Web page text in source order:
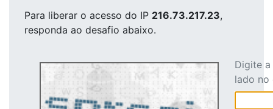
Para liberar o acesso do IP 216.73.217.23,
responda ao desafio abaixo.
Digite
lado no